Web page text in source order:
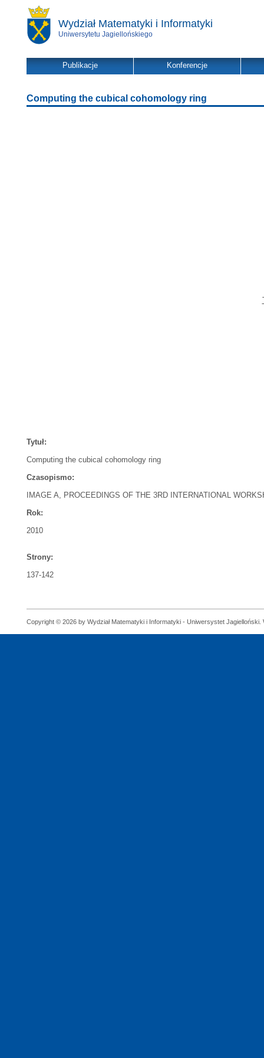
Wydział Matematyki i Informatyki
Uniwersytetu Jagiellońskiego
Publikacje Konferencje
Computing the cubical cohomology ring
Tytuł:
Computing the cubical cohomology ring
Czasopismo:
IMAGE A, PROCEEDINGS OF THE 3RD INTERNATIONAL
Rok:
2010
Strony:
137-142
Copyright © 2026 by Wydział Matematyki i Informatyki - Uniwersystet